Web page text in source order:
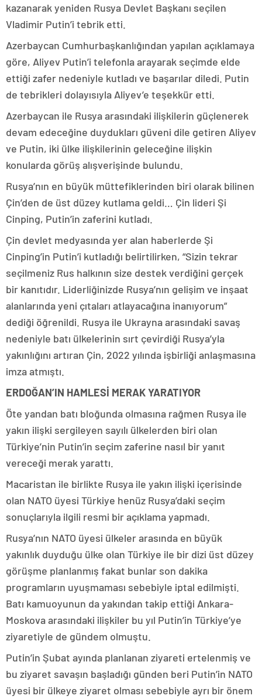
kazanarak yeniden Rusya Devlet Başkanı seçilen
Vladimir Putin’i tebrik etti.
Azerbaycan Cumhurbaşkanlığından yapılan açıklamaya
göre, Aliyev Putin’i telefonla arayarak seçimde elde
ettiği zafer nedeniyle kutladı ve başarılar diledi. Putin
de tebrikleri dolayısıyla Aliyev’e teşekkür etti.
Azerbaycan ile Rusya arasındaki ilişkilerin güçlenerek
devam edeceğine duydukları güveni dile getiren Aliyev
ve Putin, iki ülke ilişkilerinin geleceğine ilişkin
konularda görüş alışverişinde bulundu.
Rusya’nın en büyük müttefiklerinden biri olarak bilinen
Çin’den de üst düzey kutlama geldi… Çin lideri Şi
Cinping, Putin’in zaferini kutladı.
Çin devlet medyasında yer alan haberlerde Şi
Cinping’in Putin’i kutladığı belirtilirken, “Sizin tekrar
seçilmeniz Rus halkının size destek verdiğini gerçek
bir kanıtıdır. Liderliğinizde Rusya’nın gelişim ve inşaat
alanlarında yeni çıtaları atlayacağına inanıyorum”
dediği öğrenildi. Rusya ile Ukrayna arasındaki savaş
nedeniyle batı ülkelerinin sırt çevirdiği Rusya’yla
yakınlığını artıran Çin, 2022 yılında işbirliği anlaşmasına
imza atmıştı.
ERDOĞAN’IN HAMLESİ MERAK YARATIYOR
Öte yandan batı bloğunda olmasına rağmen Rusya ile
yakın ilişki sergileyen sayılı ülkelerden biri olan
Türkiye’nin Putin’in seçim zaferine nasıl bir yanıt
vereceği merak yarattı.
Macaristan ile birlikte Rusya ile yakın ilişki içerisinde
olan NATO üyesi Türkiye henüz Rusya’daki seçim
sonuçlarıyla ilgili resmi bir açıklama yapmadı.
Rusya’nın NATO üyesi ülkeler arasında en büyük
yakınlık duyduğu ülke olan Türkiye ile bir dizi üst düzey
görüşme planlanmış fakat bunlar son dakika
programların uyuşmaması sebebiyle iptal edilmişti.
Batı kamuoyunun da yakından takip ettiği Ankara-
Moskova arasındaki ilişkiler bu yıl Putin’in Türkiye’ye
ziyaretiyle de gündem olmuştu.
Putin’in Şubat ayında planlanan ziyareti ertelenmiş ve
bu ziyaret savaşın başladığı günden beri Putin’in NATO
üyesi bir ülkeye ziyaret olması sebebiyle ayrı bir önem